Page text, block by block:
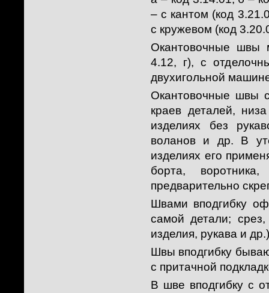
– с кантом (код
с кружевом (код
Окантовочные швы
4.12, г), с
двухигольной
Окантовочные швы
краев деталей,
изделиях без
воланов и др. В
изделиях его
борта,
предварительно
Швами вподгибку
самой детали;
изделия, рукава и
Швы вподгибку
с притачной
В шве вподгибку с